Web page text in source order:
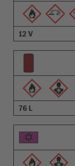
12 V
76 L